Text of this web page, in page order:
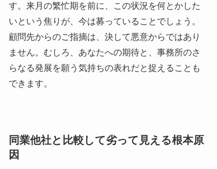
す。来月の繁忙期を前に、この状況を何とかした
いという焦りが、今は募っていることでしょう。
顧問先からのご指摘は、決して悪意からではあり
ません。むしろ、あなたへの期待と、事務所のさ
らなる発展を願う気持ちの表れだと捉えることも
できます。
同業他社と比較して劣って見える根本原
因